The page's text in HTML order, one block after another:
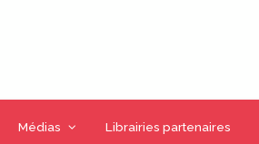
Médias Librairies partenaires